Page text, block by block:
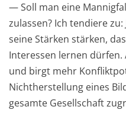
— Soll man eine
zulassen? Ich tendiere
seine Stärken stärken,
Interessen lernen
und birgt mehr
Nichtherstellung eines
gesamte Gesellschaft